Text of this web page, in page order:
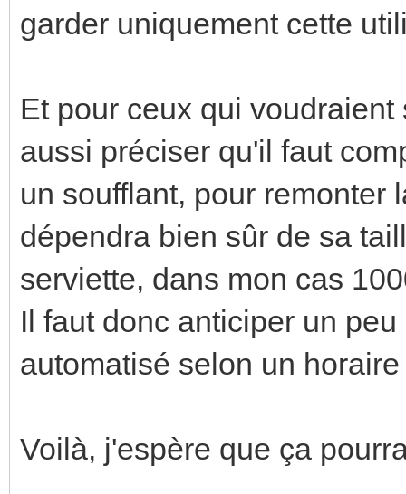
garder uniquement cette
Et pour ceux qui
aussi préciser qu'il faut
un soufflant, pour remonter
dépendra bien sûr de sa
serviette, dans mon cas
Il faut donc anticiper un
automatisé selon un
Voilà, j'espère que ça